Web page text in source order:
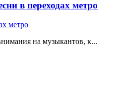
в переходах метро
на музыкантов, к...